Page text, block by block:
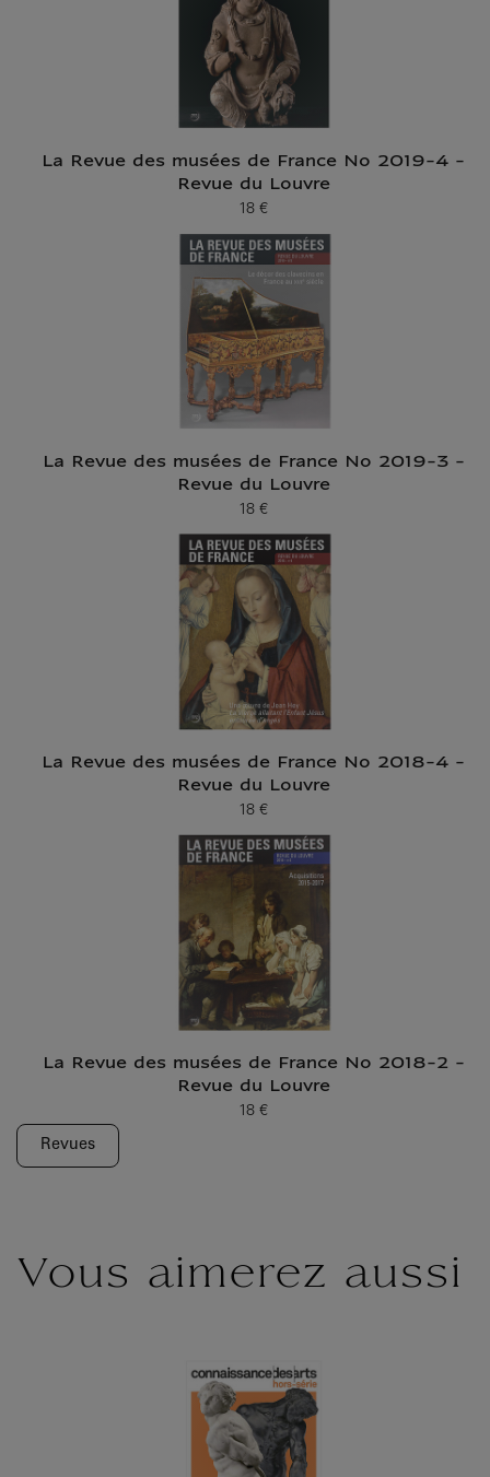
La Revue des musées de France No 2019-4 -
Revue du Louvre
Prix ​​actuel
18 €
La Revue des musées de France No 2019-3 -
Revue du Louvre
Prix ​​actuel
18 €
La Revue des musées de France No 2018-4 -
Revue du Louvre
Prix ​​actuel
18 €
La Revue des musées de France No 2018-2 -
Revue du Louvre
Prix ​​actuel
18 €
Revues
Vous aimerez aussi